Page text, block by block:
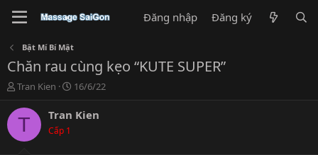
Đăng nhập Đăng ký
Bật Mí Bí Mật
Chăn rau cùng kẹo “KUTE SUPER”
T
r
a
Tran Kien
N
à
16/6/22
T Tran Kien
Cấp 1